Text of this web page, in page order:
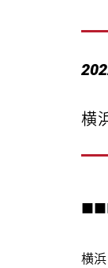
横
横